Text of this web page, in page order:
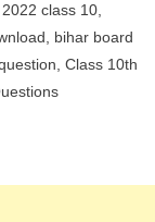
class 10,
bihar board
Class 10th